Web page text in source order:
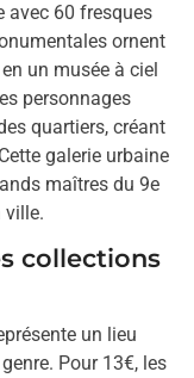
avec 60 fresques
ornent
un musée à ciel
personnages
quartiers, créant
galerie urbaine
maîtres du 9e
ville.
collections
un lieu
Pour 13€, les